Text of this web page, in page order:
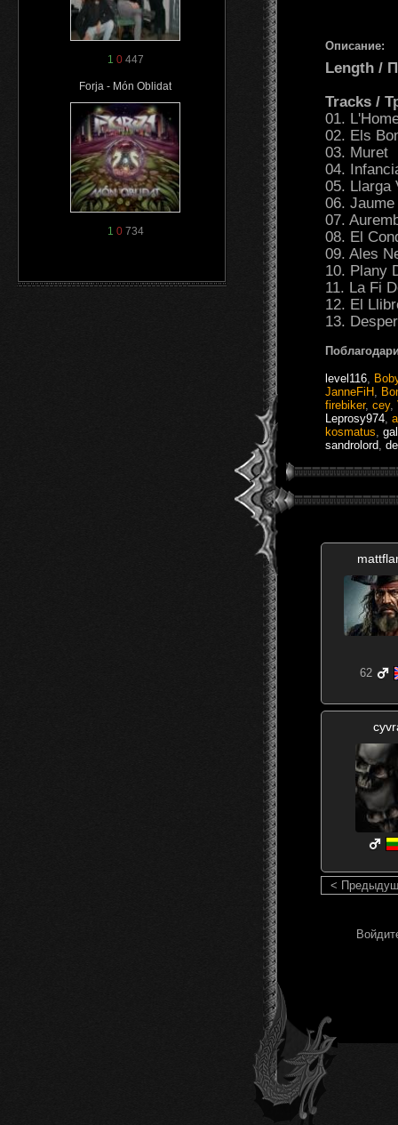
1 0447
Forja - Món Oblidat
1 0734
Описание:
Length /
Tracks /
01.
02. Els
03. Muret
04.
05. Llarga
06. Jaume
07.
08. El
09. Ales
10. Plany
11. La Fi
12. El
13.
level116
JanneFiH
firebiker, cey,
Leprosy974
kosmatus
sandrolord
62
<